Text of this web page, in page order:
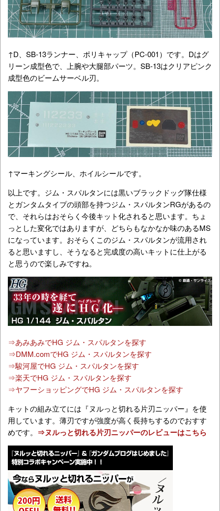
↑D、SB-13ランナー、ポリキャップ（PC-001）です。Dはグ
リーン成型色で、上腕や大腿部パーツ。SB-13はクリアピンク
成型色のビームサーベル刃。
↑マーキングシール、ホイルシールです。
以上です。ジム・スパルタンには黒いブラックドッグ隊仕様
とガンタムタイプの頭部を持つジム・スパルタンRGがあるの
で、それらはおそらく今後キット化されると思います。ちょ
っとした変化ではありますが、どちらもなかなか味のあるMS
になっています。おそらくこのジム・スパルタンが流用され
ると思いますし、そうなると完成度の高いキットに仕上がる
と思うので楽しみですね。
⇒あみあみでHG ジム・スパルタンを探す
⇒DMM.comでHG ジム・スパルタンを探す
⇒駿河屋でHG ジム・スパルタンを探す
⇒楽天でHG ジム・スパルタンを探す
⇒ヤフーショッピングでHG ジム・スパルタンを探す
キットの組み立てには『ヌルっと切れる片刃ニッパー』を使
用しています。薄刃ですが強度が高く長持ちするのでおすす
めです。 ⇒ヌルっと切れる片刃ニッパーのレビューはこちら